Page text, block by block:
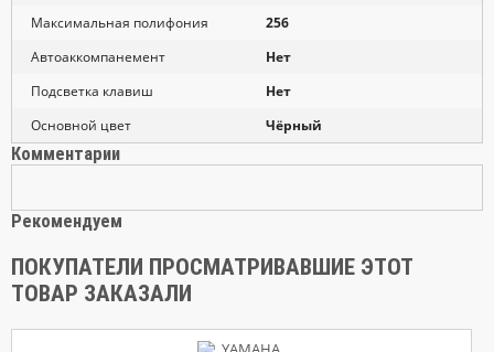
Максимальная полифония
256
Автоаккомпанемент
Нет
Подсветка клавиш
Нет
Основной цвет
Чёрный
Комментарии
Рекомендуем
ПОКУПАТЕЛИ ПРОСМАТРИВАВШИЕ ЭТОТ
ТОВАР ЗАКАЗАЛИ